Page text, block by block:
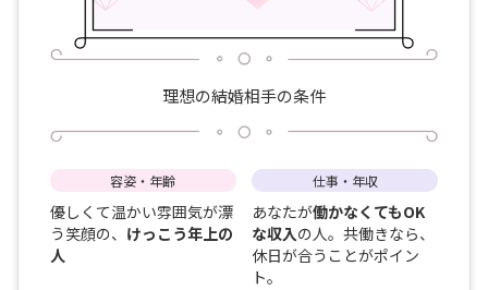
理想の結婚相手の条件
容姿・年齢
優しくて温かい雰囲気が漂
う笑顔の、 けっこう年上の
人
仕事・年収
あなたが働かなくてもOK
な収入の人。共働きなら、
休日が合うことがポイン
ト。